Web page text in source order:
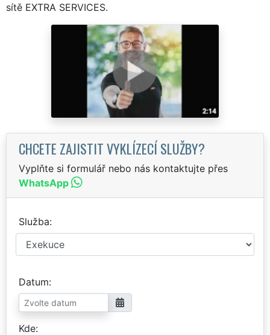
sítě EXTRA SERVICES.
CHCETE ZAJISTIT VYKLÍZECÍ SLUŽBY?
Vyplňte si formulář nebo nás kontaktujte přes
WhatsApp
Služba
Datum
Kde